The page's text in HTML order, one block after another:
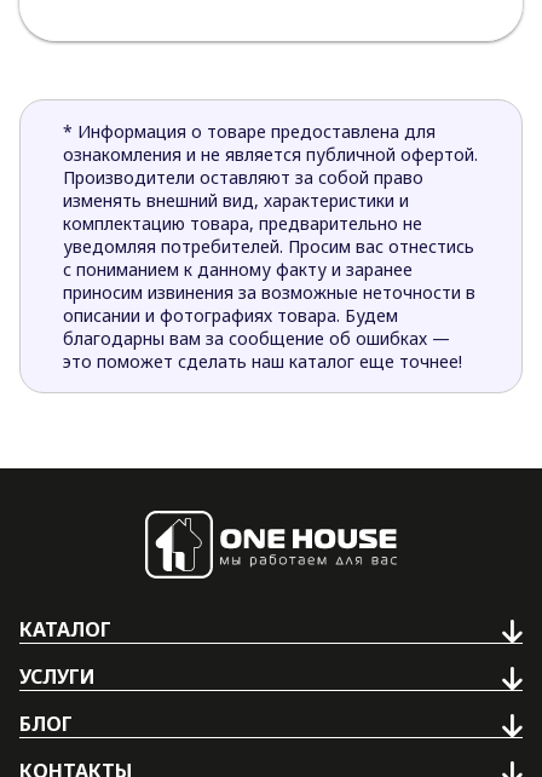
* Информация о товаре предоставлена для
ознакомления и не является публичной офертой.
Производители оставляют за собой право
изменять внешний вид, характеристики и
комплектацию товара, предварительно не
уведомляя потребителей. Просим вас отнестись
с пониманием к данному факту и заранее
приносим извинения за возможные неточности в
описании и фотографиях товара. Будем
благодарны вам за сообщение об ошибках —
это поможет сделать наш каталог еще точнее!
КАТАЛОГ
УСЛУГИ
БЛОГ
КОНТАКТЫ